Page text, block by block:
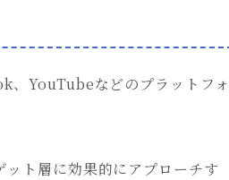
YouTubeなどのプラットフォ
ト層に効果的にアプローチす